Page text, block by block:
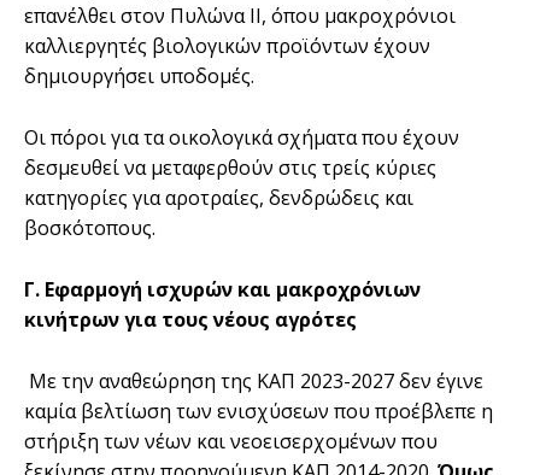
επανέλθει στον Πυλώνα ΙΙ, όπου μακροχρόνιοι
καλλιεργητές βιολογικών προϊόντων έχουν
δημιουργήσει υποδομές.
Οι πόροι για τα οικολογικά σχήματα που έχουν
δεσμευθεί να μεταφερθούν στις τρείς κύριες
κατηγορίες για αροτραίες, δενδρώδεις και
βοσκότοπους.
Γ. Εφαρμογή ισχυρών και μακροχρόνιων
κινήτρων για τους νέους αγρότες
Με την αναθεώρηση της ΚΑΠ 2023-2027 δεν έγινε
καμία βελτίωση των ενισχύσεων που προέβλεπε η
στήριξη των νέων και νεοεισερχομένων που